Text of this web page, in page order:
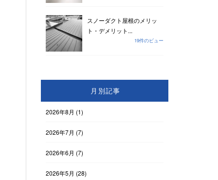
スノーダクト屋根のメリッ
ト・デメリット...
19件のビュー
月別記事
2026年8月 (1)
2026年7月 (7)
2026年6月 (7)
2026年5月 (28)